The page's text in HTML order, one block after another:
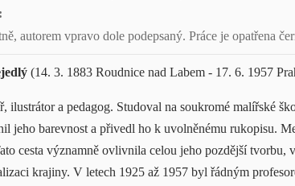
autorem vpravo dole podepsaný. Práce je opatřena
(14. 3. 1883 Roudnice nad Labem - 17. 6. 1957
ilustrátor a pedagog. Studoval na soukromé malířské
jeho barevnost a přivedl ho k uvolněnému rukopisu.
cesta významně ovlivnila celou jeho pozdější
krajiny. V letech 1925 až 1957 byl řádným